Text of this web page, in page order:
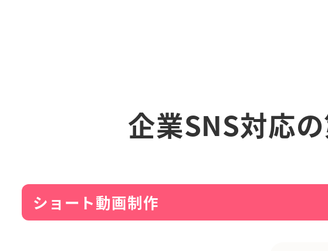
企業SNS対応
ショート動画制作